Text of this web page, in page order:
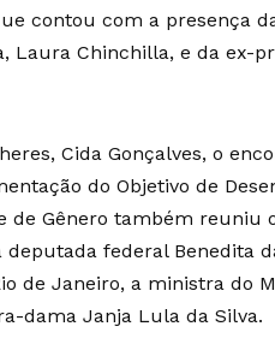
contou com a presença
Laura Chinchilla, e da ex-
Cida Gonçalves, o
do Objetivo de
de Gênero também reuniu
federal Benedita
de Janeiro, a ministra do
dama Janja Lula da Silva.